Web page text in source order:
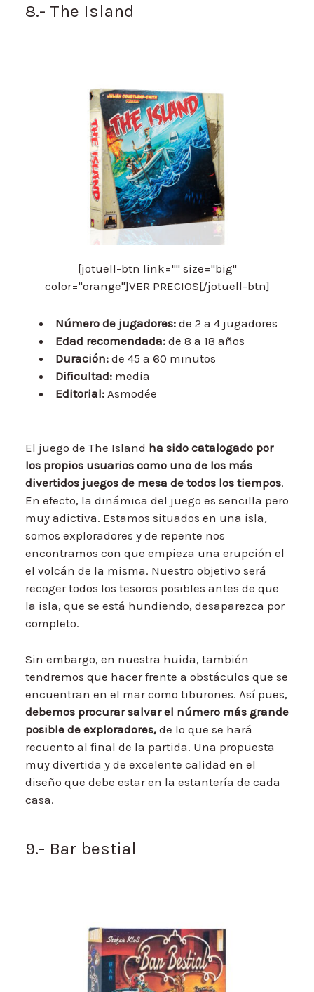
8.- The Island
[jotuell-btn link="" size="big"
color="orange"]VER PRECIOS[/jotuell-btn]
Número de jugadores: de 2 a 4 jugadores
Edad recomendada: de 8 a 18 años
Duración: de 45 a 60 minutos
Dificultad: media
Editorial: Asmodée
El juego de The Island ha sido catalogado por
los propios usuarios como uno de los más
divertidos juegos de mesa de todos los tiempos.
En efecto, la dinámica del juego es sencilla pero
muy adictiva. Estamos situados en una isla,
somos exploradores y de repente nos
encontramos con que empieza una erupción el
el volcán de la misma. Nuestro objetivo será
recoger todos los tesoros posibles antes de que
la isla, que se está hundiendo, desaparezca por
completo.
Sin embargo, en nuestra huida, también
tendremos que hacer frente a obstáculos que se
encuentran en el mar como tiburones. Así pues,
debemos procurar salvar el número más grande
posible de exploradores, de lo que se hará
recuento al final de la partida. Una propuesta
muy divertida y de excelente calidad en el
diseño que debe estar en la estantería de cada
casa.
9.- Bar bestial